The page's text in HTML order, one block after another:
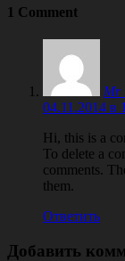
1 Comment
Mr
04.11.2014 в
Hi, this is a
To delete a
comments.
them.
Ответить
Добавить